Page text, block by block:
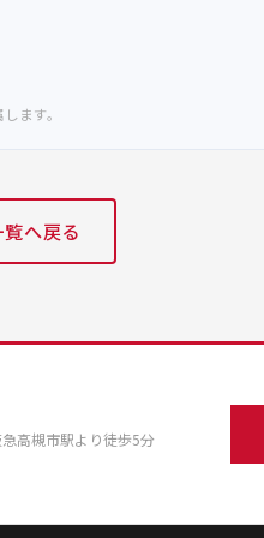
ます。
へ戻る
高槻市駅より徒歩5分